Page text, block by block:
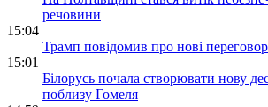
речовини
15:04
Трамп повідомив про нові
15:01
Білорусь почала створювати нову
поблизу Гомеля